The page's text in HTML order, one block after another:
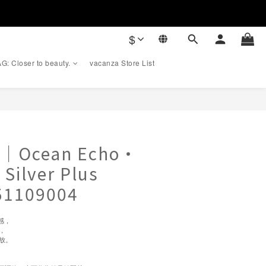
$
Closer to beauty. vacanza Store List
Ocean Echo・
Plus